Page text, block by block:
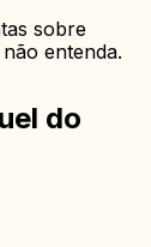
sobre
entenda.
do